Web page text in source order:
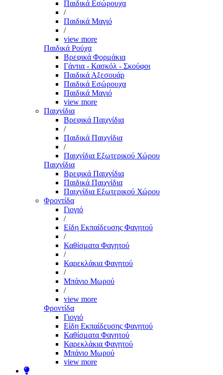
Παιδικά Εσώρουχα
/
Παιδικά Μαγιό
/
view more
Παιδικά Ρούχα
Βρεφικά Φορμάκια
Γάντια - Κασκόλ - Σκούφοι
Παιδικά Αξεσουάρ
Παιδικά Εσώρουχα
Παιδικά Μαγιό
view more
Παιχνίδια
Βρεφικά Παιχνίδια
/
Παιδικά Παιχνίδια
/
Παιχνίδια Εξωτερικού Χώρου
Παιχνίδια
Βρεφικά Παιχνίδια
Παιδικά Παιχνίδια
Παιχνίδια Εξωτερικού Χώρου
Φροντίδα
Γιογιό
/
Είδη Εκπαίδευσης Φαγητού
/
Καθίσματα Φαγητού
/
Καρεκλάκια Φαγητού
/
Μπάνιο Μωρού
/
view more
Φροντίδα
Γιογιό
Είδη Εκπαίδευσης Φαγητού
Καθίσματα Φαγητού
Καρεκλάκια Φαγητού
Μπάνιο Μωρού
view more